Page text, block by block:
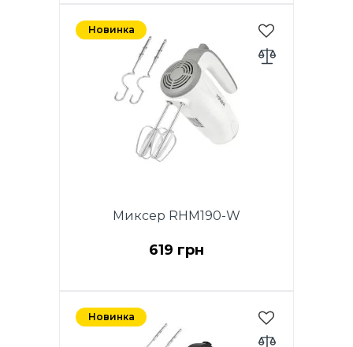
Новинка
Миксер RHM190-W
619 грн
Хромированные насадки. 2
венчика для взбивания яиц и
Новинка